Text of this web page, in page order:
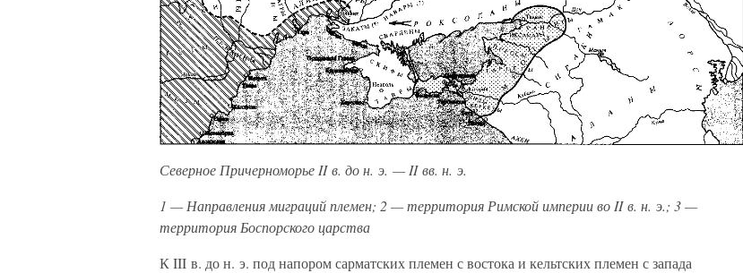
Северное Причерноморье II в. до н. э. — II вв. н. э.
1 — Направления миграций племен; 2 — территория Римской империи во II в. н. э.; 3 —
территория Боспорского царства
К III в. до н. э. под напором сарматских племен с востока и кельтских племен с запада